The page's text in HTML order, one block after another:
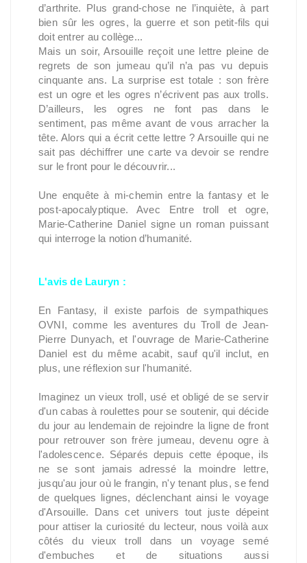
d’arthrite. Plus grand-chose ne l’inquiète, à part
bien sûr les ogres, la guerre et son petit-fils qui
doit entrer au collège...
Mais un soir, Arsouille reçoit une lettre pleine de
regrets de son jumeau qu’il n’a pas vu depuis
cinquante ans. La surprise est totale : son frère
est un ogre et les ogres n’écrivent pas aux trolls.
D’ailleurs, les ogres ne font pas dans le
sentiment, pas même avant de vous arracher la
tête. Alors qui a écrit cette lettre ? Arsouille qui ne
sait pas déchiffrer une carte va devoir se rendre
sur le front pour le découvrir...
Une enquête à mi-chemin entre la fantasy et le
post-apocalyptique. Avec Entre troll et ogre,
Marie-Catherine Daniel signe un roman puissant
qui interroge la notion d’humanité.
L'avis de Lauryn :
En Fantasy, il existe parfois de sympathiques
OVNI, comme les aventures du Troll de Jean-
Pierre Dunyach, et l'ouvrage de Marie-Catherine
Daniel est du même acabit, sauf qu'il inclut, en
plus, une réflexion sur l'humanité.
Imaginez un vieux troll, usé et obligé de se servir
d'un cabas à roulettes pour se soutenir, qui décide
du jour au lendemain de rejoindre la ligne de front
pour retrouver son frère jumeau, devenu ogre à
l'adolescence. Séparés depuis cette époque, ils
ne se sont jamais adressé la moindre lettre,
jusqu'au jour où le frangin, n'y tenant plus, se fend
de quelques lignes, déclenchant ainsi le voyage
d'Arsouille. Dans cet univers tout juste dépeint
pour attiser la curiosité du lecteur, nous voilà aux
côtés du vieux troll dans un voyage semé
d'embuches et de situations aussi